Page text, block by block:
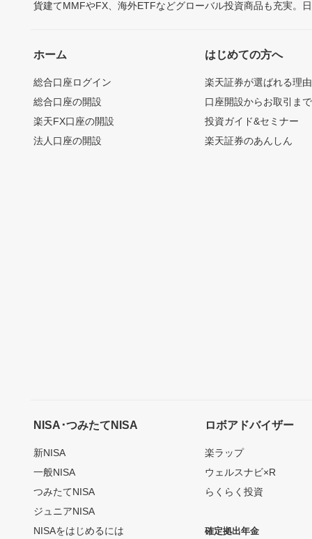
貨建てMMFやFX、海外ETFなどグローバル投資商品も充実。
ホーム
総合口座ログイン
総合口座の開設
楽天FX口座の開設
法人口座の開設
はじめての方へ
楽天証券が選ばれる理由
口座開設からお取引ま
投資ガイド&セミナー
楽天証券のあんしん
NISA･つみたてNISA
新NISA
一般NISA
つみたてNISA
ジュニアNISA
NISAをはじめるには
ロボアドバイザー
楽ラップ
ウェルスナビ×R
らくらく投資
確定拠出年金